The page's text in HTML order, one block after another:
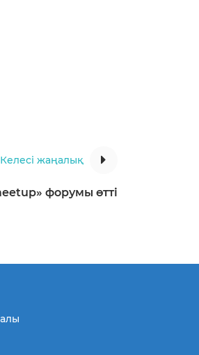
Келесі жаңалық
форумы өтті